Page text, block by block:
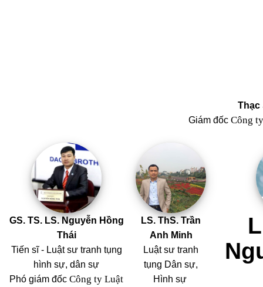
Thạc
Giám đốc Công
GS. TS. LS. Nguyễn Hồng
Thái
Tiến sĩ - Luật sư tranh tụng
hình sự, dân sự
Phó giám đốc Công ty Luật
LS. ThS. Trần
Anh Minh
Luật sư tranh
tụng Dân sự,
Hình sự